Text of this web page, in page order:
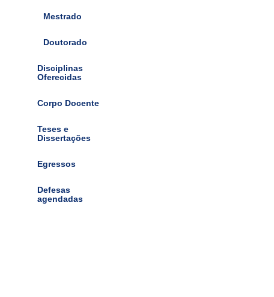
Mestrado
Doutorado
Disciplinas
Oferecidas
Corpo Docente
Teses e
Dissertações
Egressos
Defesas
agendadas